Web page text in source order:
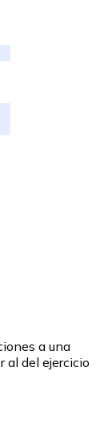
a una
al del ejercicio